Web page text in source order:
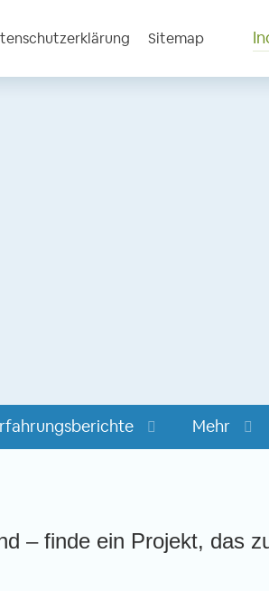
Sitemap
Mehr
– finde ein Projekt, das